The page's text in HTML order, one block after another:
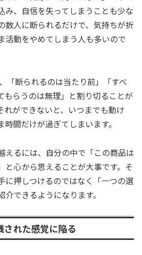
み、自信を失ってしまうことも少な
数人に断られるだけで、気持ちが折
活動をやめてしまう人も多いので
「断られるのは当たり前」「すべ
もらうのは無理」と割り切ることが
れができないと、いつまでも動け
間だけが過ぎてしまいます。
えるには、自分の中で「この商品は
と心から思えることが大事です。そ
に押しつけるのではなく「一つの選
できるようになります。
された感覚に陥る